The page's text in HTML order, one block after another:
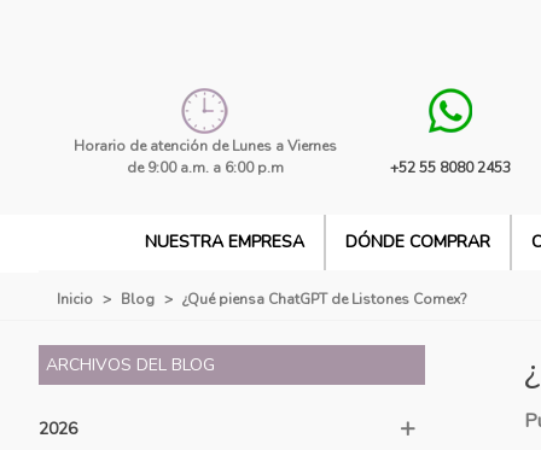
Horario de atención de Lunes a Viernes
de 9:00 a.m. a 6:00 p.m
+52 55 8080 2453
NUESTRA EMPRESA DÓNDE COMPRAR
Inicio > Blog > ¿Qué piensa ChatGPT de Listones Comex?
ARCHIVOS DEL BLOG
2026